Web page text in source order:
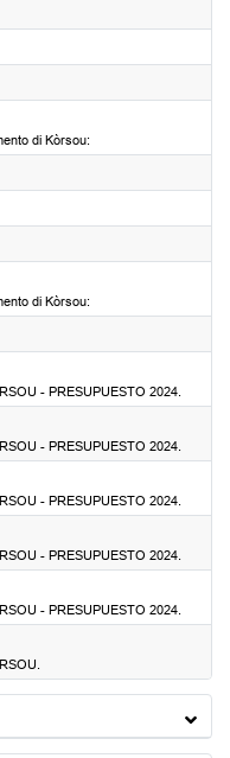
di Kòrsou:
di Kòrsou:
- PRESUPUESTO 2024.
- PRESUPUESTO 2024.
- PRESUPUESTO 2024.
- PRESUPUESTO 2024.
- PRESUPUESTO 2024.